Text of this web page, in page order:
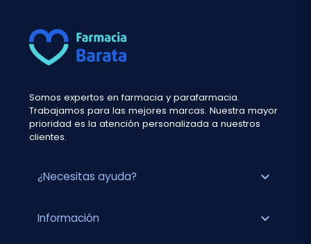
Somos expertos en farmacia y parafarmacia.
Trabajamos para las mejores marcas. Nuestra mayor
prioridad es la atención personalizada a nuestros
clientes.
¿Necesitas ayuda? expand_more
Información expand_more